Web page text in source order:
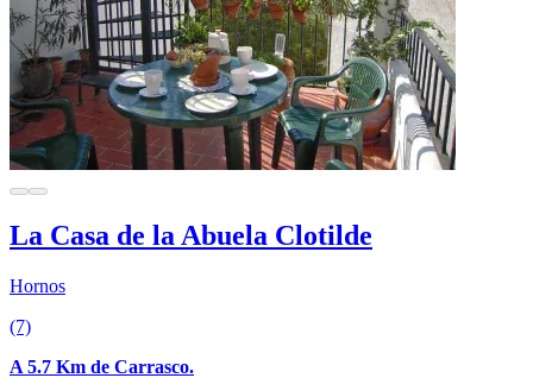
La Casa de la Abuela Clotilde
Hornos
(7)
A 5.7 Km de Carrasco.